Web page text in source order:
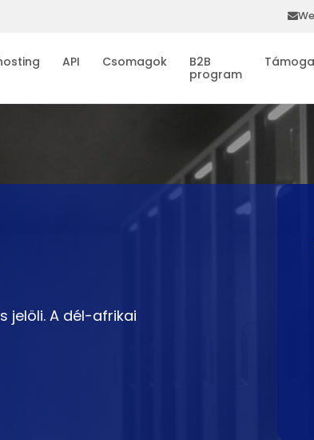
API Csomagok
B2B
program
jelöli. A dél-afrikai